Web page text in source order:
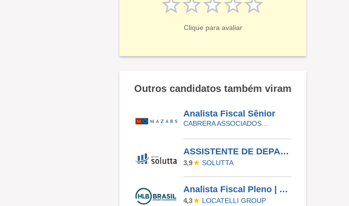
Clique para avaliar
Outros candidatos também viram
Analista Fiscal Sênior
CABRERA ASSOCIADOS CONSULTORIA CONTÁBIL
ASSISTENTE DE DEPARTAMENTO PESSOAL | MORUMBI - VILA ANDRADE
3,9 SOLUTTA
Analista Fiscal Pleno | SP Ou PR
4,3 LOCATELLI GROUP